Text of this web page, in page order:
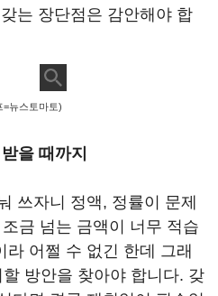
는 장단점은 감안해야 합
=뉴스토마토)
을 때까지
쓰자니 정액, 정률이 문제
금 넘는 금액이 너무 적습
라 어쩔 수 없긴 한데 그래
방안을 찾아야 합니다. 갖